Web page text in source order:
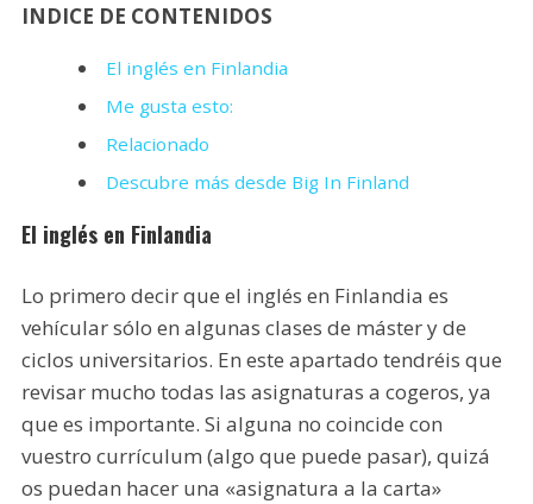
INDICE DE CONTENIDOS
El inglés en Finlandia
Me gusta esto:
Relacionado
Descubre más desde Big In Finland
El inglés en Finlandia
Lo primero decir que el inglés en Finlandia es
vehícular sólo en algunas clases de máster y de
ciclos universitarios. En este apartado tendréis que
revisar mucho todas las asignaturas a cogeros, ya
que es importante. Si alguna no coincide con
vuestro currículum (algo que puede pasar), quizá
os puedan hacer una «asignatura a la carta»